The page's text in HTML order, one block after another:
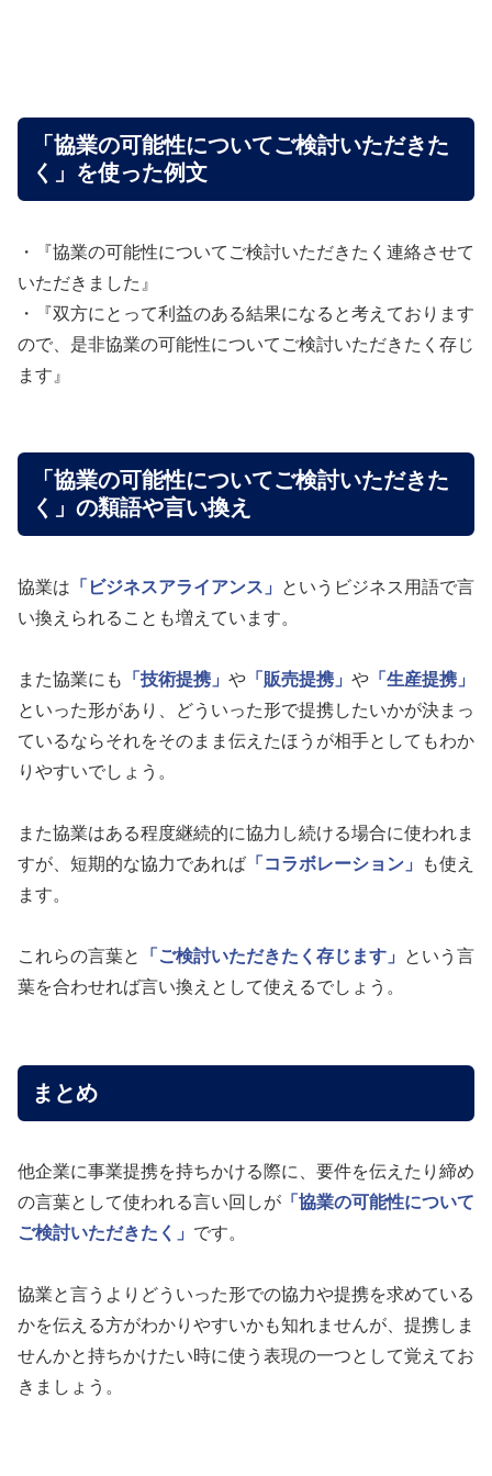
「協業の可能性についてご検討いただきた
く」を使った例文
・『協業の可能性についてご検討いただきたく連絡させて
いただきました』
・『双方にとって利益のある結果になると考えております
ので、是非協業の可能性についてご検討いただきたく存じ
ます』
「協業の可能性についてご検討いただきた
く」の類語や言い換え
協業は 「ビジネスアライアンス」
というビジネス用語で言
い換えられることも増えています。
また協業にも 「技術提携」 や 「販売提携」 や 「生産提携」
といった形があり、どういった形で提携したいかが決まっ
ているならそれをそのまま伝えたほうが相手としてもわか
りやすいでしょう。
また協業はある程度継続的に協力し続ける場合に使われま
すが、短期的な協力であれば 「コラボレーション」
も使え
ます。
これらの言葉と 「ご検討いただきたく存じます」
という言
葉を合わせれば言い換えとして使えるでしょう。
まとめ
他企業に事業提携を持ちかける際に、要件を伝えたり締め
の言葉として使われる言い回しが 「協業の可能性について
ご検討いただきたく」 です。
協業と言うよりどういった形での協力や提携を求めている
かを伝える方がわかりやすいかも知れませんが、提携しま
せんかと持ちかけたい時に使う表現の一つとして覚えてお
きましょう。